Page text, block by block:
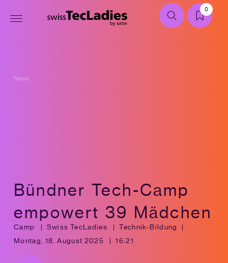
0
News
Bündner Tech-Camp
empowert 39 Mädchen
Camp Swiss TecLadies
Technik-Bildung
Montag, 18. August 2025
16:21